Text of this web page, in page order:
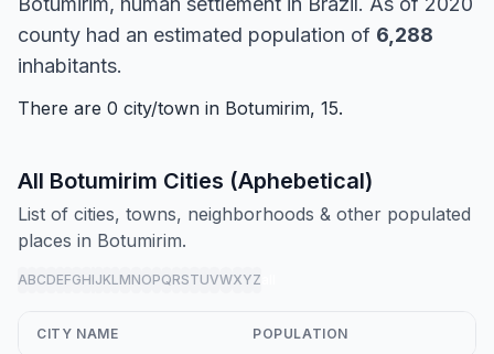
county had an estimated population of 6,288
inhabitants.
There are 0 city/town in Botumirim, 15.
All Botumirim Cities (Aphebetical)
List of cities, towns, neighborhoods & other populated
places in Botumirim.
ABCDEFGHIJKLMNOPQRSTUVWXYZ
CITY NAME POPULATION